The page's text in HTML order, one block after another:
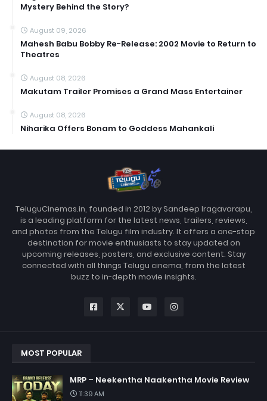
Mystery Behind the Story?
August 09, 2026
Mahesh Babu Bobby Re-Release: 2002 Movie to Return to
Theatres
August 08, 2026
Makutam Trailer Promises a Grand Mass Entertainer
August 08, 2026
Niharika Offers Bonam to Goddess Mahankali
TeluguCinemas.in, founded in 2012 by Sandeep Iragavarapu,
is a leading platform for the latest news, trailers, reviews,
and photos from the Telugu film industry. It offers a one-stop
destination for movie enthusiasts to stay updated on
upcoming releases, posters, and exclusive content. Stay
connected with all things Telugu cinema, from the latest
buzz to in-depth movie insights.
MOST POPULAR
MRP – Neekentha Naakentha Movie Review
11:39 AM